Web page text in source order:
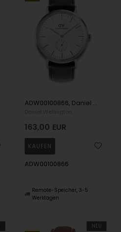
ADW00100866, Daniel Wellington Classic Sheffield Quartz Herre m/rem
163,00 EUR
ADW00100866
Remote-Speicher, 3-5
Werktagen
NEU